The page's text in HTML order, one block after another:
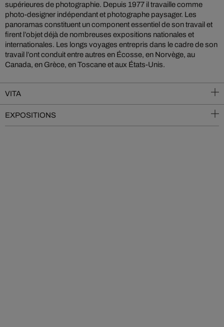
supérieures de photographie. Depuis 1977 il travaille comme
photo-designer indépendant et photographe paysager. Les
panoramas constituent un component essentiel de son travail et
firent l’objet déjà de nombreuses expositions nationales et
internationales. Les longs voyages entrepris dans le cadre de son
travail l’ont conduit entre autres en Écosse, en Norvège, au
Canada, en Grèce, en Toscane et aux États-Unis.
VITA
EXPOSITIONS